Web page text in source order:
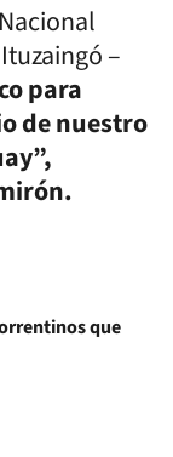
–
para
de nuestro